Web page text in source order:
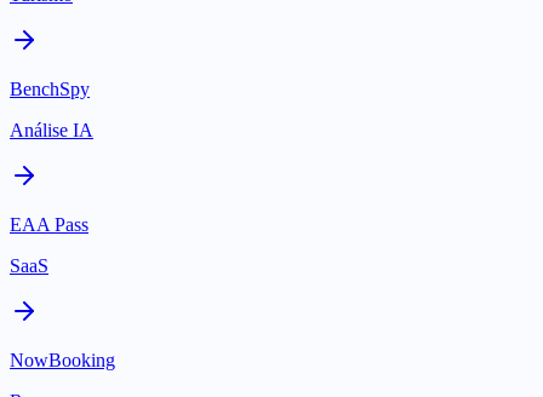
BenchSpy
Análise IA
EAA Pass
SaaS
NowBooking